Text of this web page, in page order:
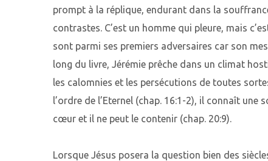
prompt à la réplique, endurant dans la
contrastes. C’est un homme qui pleure, mais
sont parmi ses premiers adversaires car son
long du livre, Jérémie prêche dans un climat
les calomnies et les persécutions de toutes
l’ordre de l’Eternel (chap. 16:1-2), il connaît
cœur et il ne peut le contenir (chap. 20:9).
Lorsque Jésus posera la question bien des